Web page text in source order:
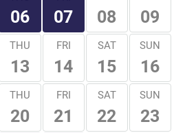
06 07 08 09
THU
13
FRI
14
SAT
15
SUN
16
THU
20
FRI
21
SAT
22
SUN
23